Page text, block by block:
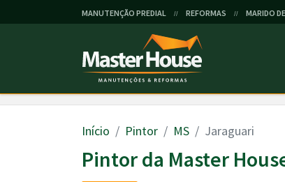
MANUTENÇÃO PREDIAL // REFORMAS // MARIDO
Início Pintor MS Jaraguari
Pintor da Master